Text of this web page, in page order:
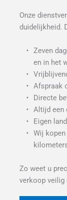
Onze
duidelijkheid.
Zeven
en in het
Afspraak
Directe
Altijd een
Eigen
Wij kopen
Zo weet u
verkoop veilig